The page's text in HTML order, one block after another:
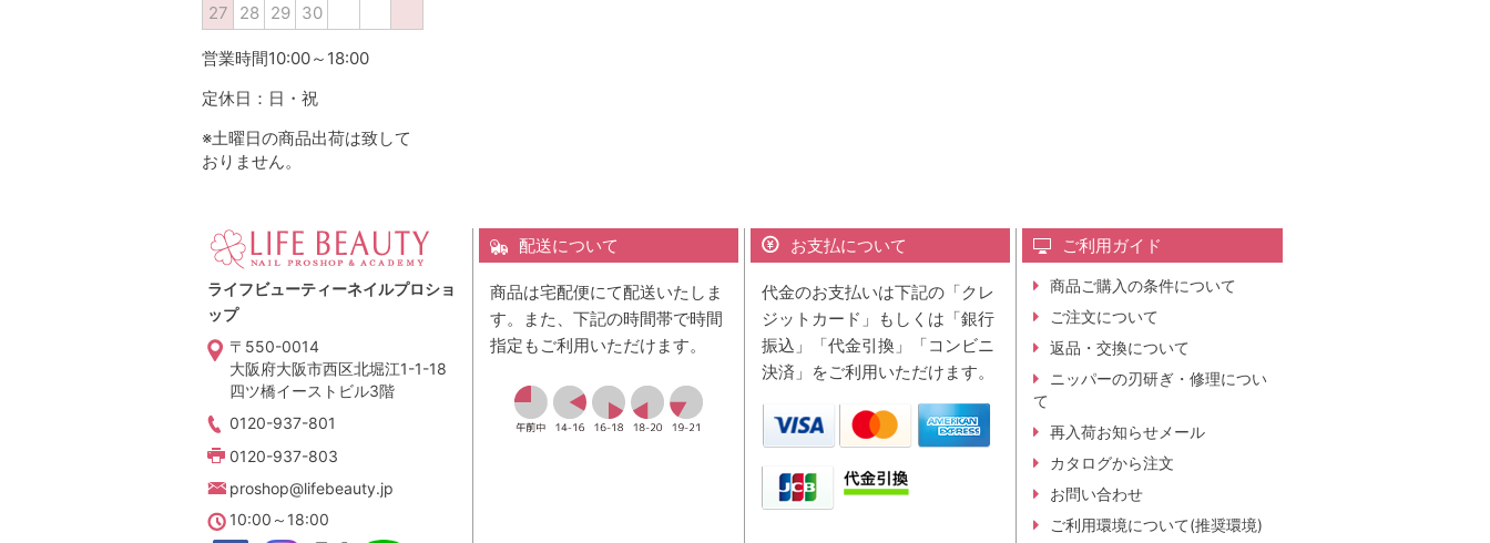
27
28 29 30
営業時間10:00～18:00
定休日：日・祝
※土曜日の商品出荷は致して
おりません。
ライフビューティーネイルプロショ
ップ
〒550-0014
大阪府大阪市西区北堀江1-1-18
四ツ橋イーストビル3階
0120-937-801
0120-937-803
proshop@lifebeauty.jp
10:00～18:00
配送について
商品は宅配便にて配送いたしま
す。また、下記の時間帯で時間
指定もご利用いただけます。
お支払について
代金のお支払いは下記の「クレ
ジットカード」もしくは「銀行
振込」「代金引換」「コンビニ
決済」をご利用いただけます。
ご利用ガイド
商品ご購入の条件について
ご注文について
返品・交換について
ニッパーの刃研ぎ・修理につい
て
再入荷お知らせメール
カタログから注文
お問い合わせ
ご利用環境について(推奨環境)